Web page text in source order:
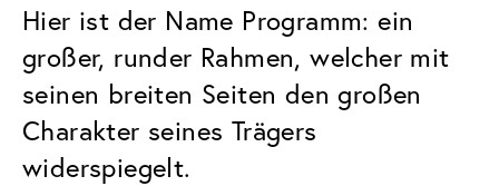
Hier ist der Name Programm: ein
großer, runder Rahmen, welcher mit
seinen breiten Seiten den großen
Charakter seines Trägers
widerspiegelt.